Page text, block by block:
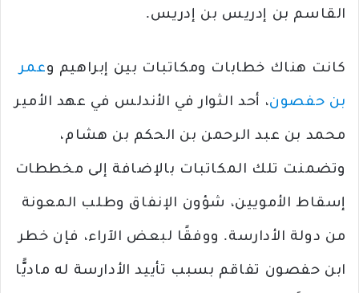
القاسم بن إدريس بن إدريس.
كانت هناك خطابات ومكاتبات بين إبراهيم وعمر
بن حفصون، أحد الثوار في الأندلس في عهد الأمير
محمد بن عبد الرحمن بن الحكم بن هشام،
وتضمنت تلك المكاتبات بالإضافة إلى مخططات
إسقاط الأمويين، شؤون الإنفاق وطلب المعونة
من دولة الأدارسة. ووفقًا لبعض الآراء، فإن خطر
ابن حفصون تفاقم بسبب تأييد الأدارسة له ماديًّا